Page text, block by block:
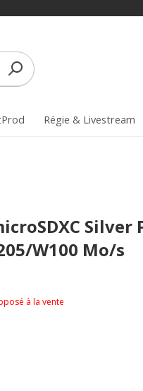
Régie & Livestream
Silver
W100 Mo/s
à la vente